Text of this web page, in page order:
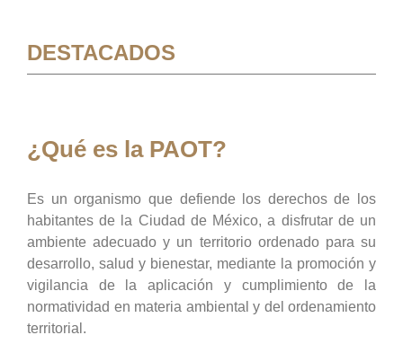
DESTACADOS
¿Qué es la PAOT?
Es un organismo que defiende los derechos de los
habitantes de la Ciudad de México, a disfrutar de un
ambiente adecuado y un territorio ordenado para su
desarrollo, salud y bienestar, mediante la promoción y
vigilancia de la aplicación y cumplimiento de la
normatividad en materia ambiental y del ordenamiento
territorial.